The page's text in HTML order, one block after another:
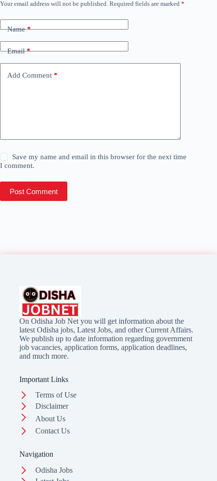
Your email address will not be published. Required fields are marked *
Name*
Email*
Add Comment *
Save my name and email in this browser for the next time
I comment.
Post Comment
On Odisha Job Net you will get information about the
latest Odisha jobs, Latest Jobs, and other Current Affairs.
We publish up to date information regarding government
job vacancies, application forms, application deadlines,
and much more.
Important Links
Terms of Use
Disclaimer
About Us
Contact Us
Navigation
Odisha Jobs